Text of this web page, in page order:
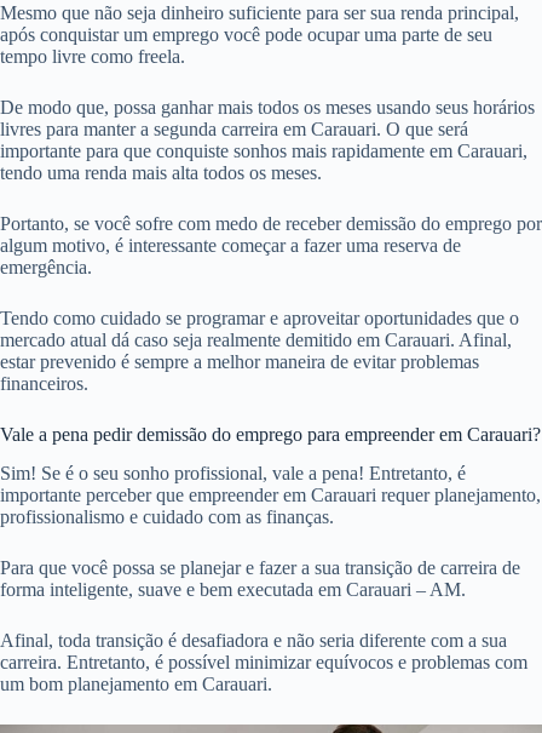
Mesmo que não seja dinheiro suficiente para ser sua renda principal,
após conquistar um emprego você pode ocupar uma parte de seu
tempo livre como freela.
De modo que, possa ganhar mais todos os meses usando seus horários
livres para manter a segunda carreira em Carauari. O que será
importante para que conquiste sonhos mais rapidamente em Carauari,
tendo uma renda mais alta todos os meses.
Portanto, se você sofre com medo de receber demissão do emprego por
algum motivo, é interessante começar a fazer uma reserva de
emergência.
Tendo como cuidado se programar e aproveitar oportunidades que o
mercado atual dá caso seja realmente demitido em Carauari. Afinal,
estar prevenido é sempre a melhor maneira de evitar problemas
financeiros.
Vale a pena pedir demissão do emprego para empreender em Carauari?
Sim! Se é o seu sonho profissional, vale a pena! Entretanto, é
importante perceber que empreender em Carauari requer planejamento,
profissionalismo e cuidado com as finanças.
Para que você possa se planejar e fazer a sua transição de carreira de
forma inteligente, suave e bem executada em Carauari – AM.
Afinal, toda transição é desafiadora e não seria diferente com a sua
carreira. Entretanto, é possível minimizar equívocos e problemas com
um bom planejamento em Carauari.